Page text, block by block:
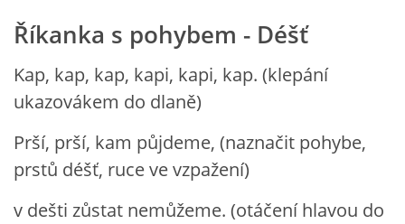
Říkanka s pohybem - Déšť
Kap, kap, kap, kapi, kapi, kap. (klepání
ukazovákem do dlaně)
Prší, prší, kam půjdeme, (naznačit pohybe,
prstů déšť, ruce ve vzpažení)
v dešti zůstat nemůžeme. (otáčení hlavou do